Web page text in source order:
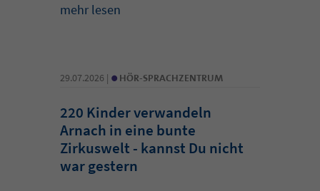
mehr lesen
29.07.2026 | • HÖR-SPRACHZENTRUM
220 Kinder verwandeln
Arnach in eine bunte
Zirkuswelt - kannst Du nicht
war gestern